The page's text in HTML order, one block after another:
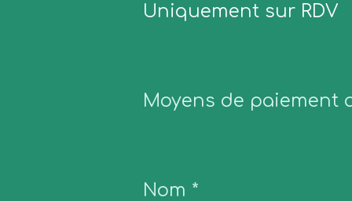
Uniquement sur RDV
Moyens de paiement
Nom *